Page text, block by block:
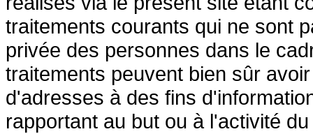
traitements courants qui ne sont
privée des personnes dans le
traitements peuvent bien sûr
d'adresses à des fins
rapportant au but ou à l'activité